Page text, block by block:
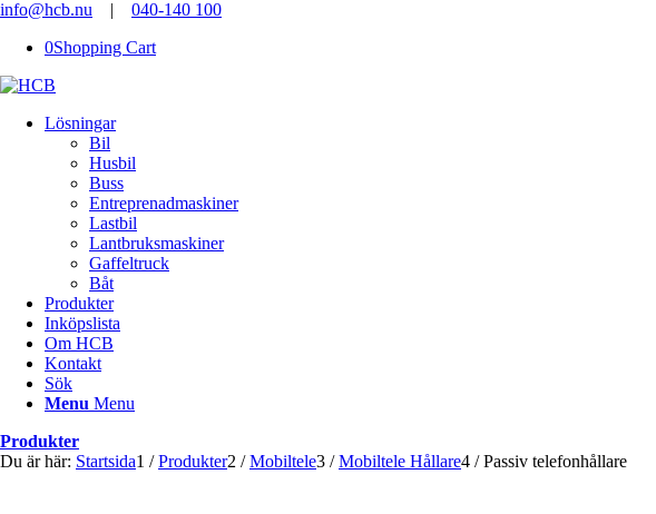
info@hcb.nu | 040-140 100
0Shopping Cart
Lösningar
Bil
Husbil
Buss
Entreprenadmaskiner
Lastbil
Lantbruksmaskiner
Gaffeltruck
Båt
Produkter
Inköpslista
Om HCB
Kontakt
Sök
Menu Menu
Produkter
Du är här: Startsida1 / Produkter2 / Mobiltele3 / Mobiltele Hållare4 / Passiv telefonhållare